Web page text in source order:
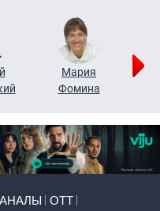
Мария
Фомина
ОТТ